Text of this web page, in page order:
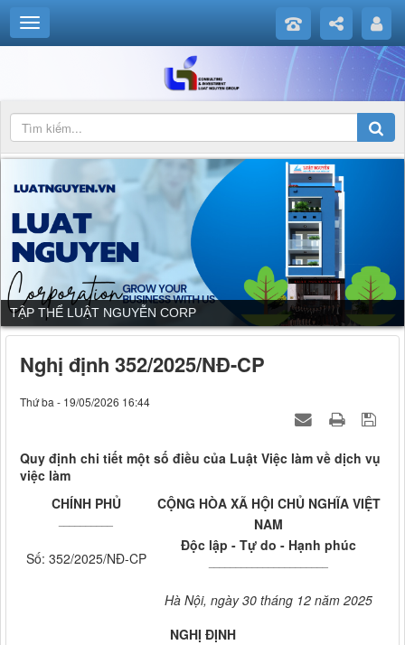
DỊCH VỤ CỦA LUẬT NGUYỄN CORP
Nghị định 352/2025/NĐ-CP
Thứ ba - 19/05/2026 16:44
Quy định chi tiết một số điều của Luật Việc làm về dịch vụ
việc làm
CHÍNH PHỦ
Số: 352/2025/NĐ-CP
CỘNG HÒA XÃ HỘI CHỦ NGHĨA VIỆT
NAM
Độc lập - Tự do - Hạnh phúc
Hà Nội, ngày 30 tháng 12 năm 2025
NGHỊ ĐỊNH